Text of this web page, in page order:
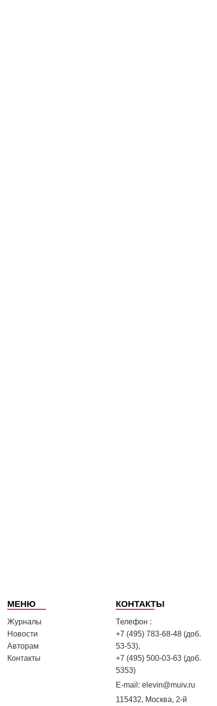
МЕНЮ
Журналы
Новости
Авторам
Контакты
КОНТАКТЫ
Телефон :
+7 (495) 783-68-48 (доб.
53-53),
+7 (495) 500-03-63 (доб.
5353)
E-mail: elevin@muiv.ru
115432, Москва, 2-й